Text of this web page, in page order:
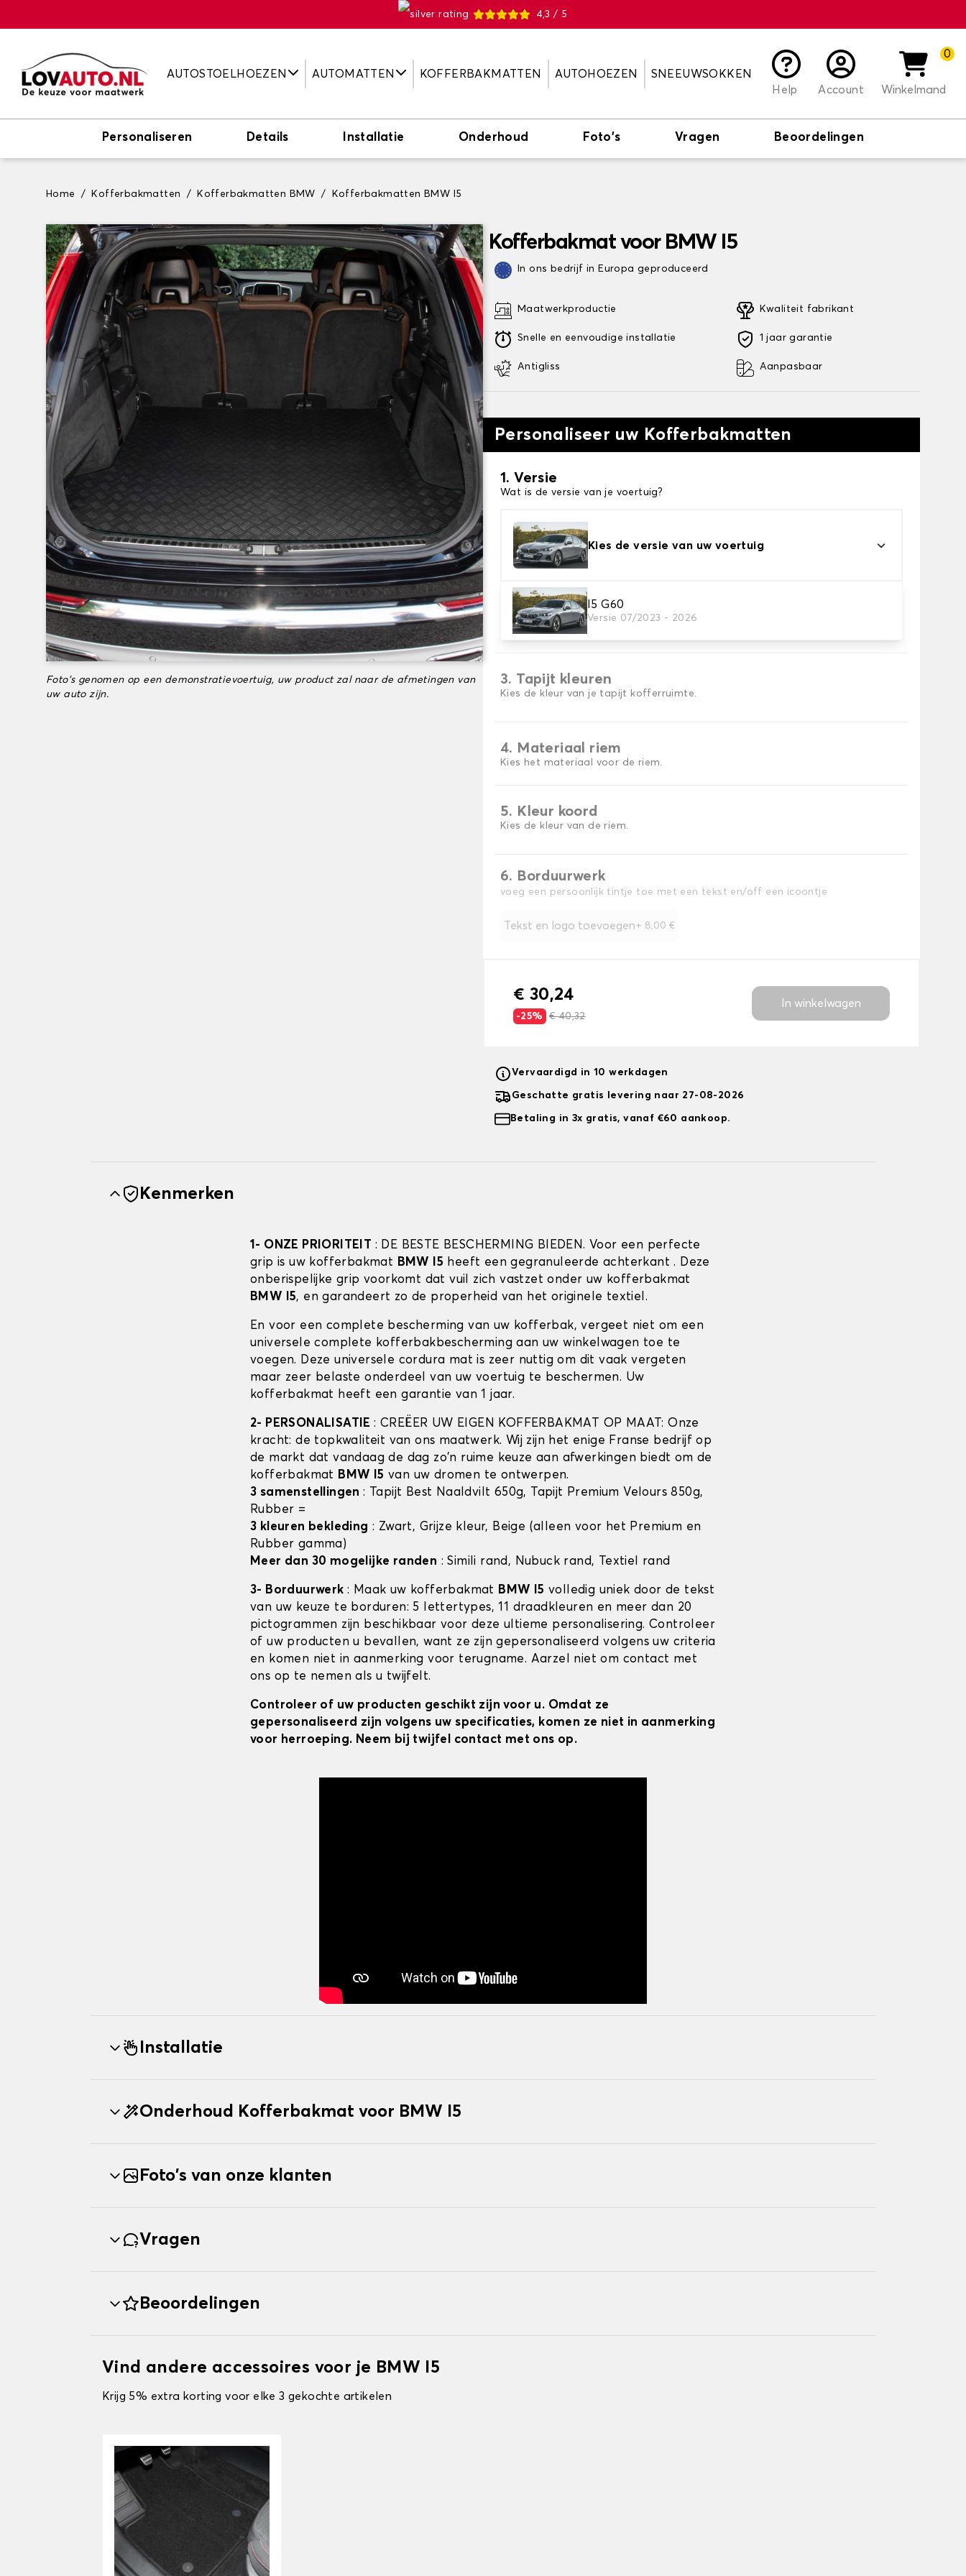
4,3 / 5
AUTOSTOELHOEZEN AUTOMATTEN KOFFERBAKMATTEN AUTOHOEZEN
SNEEUWSOKKEN
Help
Account
0
Winkelmand
Personaliseren Details Installatie Onderhoud Foto's Vragen Beoordelingen
Home Kofferbakmatten Kofferbakmatten BMW Kofferbakmatten BMW I5
Foto's genomen op een demonstratievoertuig, uw product zal naar de afmetingen van
uw auto zijn.
Kofferbakmat voor BMW I5
In ons bedrijf in Europa geproduceerd
Maatwerkproductie
Snelle en eenvoudige installatie
Antigliss
Kwaliteit fabrikant
1 jaar garantie
Aanpasbaar
Personaliseer uw Kofferbakmatten
1. Versie
Wat is de versie van je voertuig?
Kies de versie van uw voertuig
I5 G60
Versie 07/2023 - 2026
2. Materiaal
Kies het materiaal van uw kofferbakmat
3. Tapijt kleuren
Kies de kleur van je tapijt kofferruimte.
4. Materiaal riem
Kies het materiaal voor de riem.
5. Kleur koord
Kies de kleur van de riem.
6. Borduurwerk
voeg een persoonlijk tintje toe met een tekst en/off een icoontje
Tekst en logo toevoegen+ 8,00 €
€ 30,24
-25% € 40,32
In winkelwagen
Vervaardigd in 10 werkdagen
Geschatte gratis levering naar 27-08-2026
Betaling in 3x gratis, vanaf €60 aankoop.
Kenmerken
1- ONZE PRIORITEIT : DE BESTE BESCHERMING BIEDEN. Voor een perfecte
grip is uw kofferbakmat BMW I5 heeft een gegranuleerde achterkant . Deze
onberispelijke grip voorkomt dat vuil zich vastzet onder uw kofferbakmat
BMW I5, en garandeert zo de properheid van het originele textiel.
En voor een complete bescherming van uw kofferbak, vergeet niet om een
universele complete kofferbakbescherming aan uw winkelwagen toe te
voegen. Deze universele cordura mat is zeer nuttig om dit vaak vergeten
maar zeer belaste onderdeel van uw voertuig te beschermen. Uw
kofferbakmat heeft een garantie van 1 jaar.
2- PERSONALISATIE: CREËER UW EIGEN KOFFERBAKMAT OP MAAT: Onze
kracht: de topkwaliteit van ons maatwerk. Wij zijn het enige Franse bedrijf op
de markt dat vandaag de dag zo'n ruime keuze aan afwerkingen biedt om de
kofferbakmat BMW I5 van uw dromen te ontwerpen.
3 samenstellingen: Tapijt Best Naaldvilt 650g, Tapijt Premium Velours 850g,
Rubber =
3 kleuren bekleding : Zwart, Grijze kleur, Beige (alleen voor het Premium en
Rubber gamma)
Meer dan 30 mogelijke randen : Simili rand, Nubuck rand, Textiel rand
3- Borduurwerk : Maak uw kofferbakmat BMW I5 volledig uniek door de tekst
van uw keuze te borduren: 5 lettertypes, 11 draadkleuren en meer dan 20
pictogrammen zijn beschikbaar voor deze ultieme personalisering. Controleer
of uw producten u bevallen, want ze zijn gepersonaliseerd volgens uw criteria
en komen niet in aanmerking voor terugname. Aarzel niet om contact met
ons op te nemen als u twijfelt.
Controleer of uw producten geschikt zijn voor u. Omdat ze
gepersonaliseerd zijn volgens uw specificaties, komen ze niet in aanmerking
voor herroeping. Neem bij twijfel contact met ons op.
Installatie
Onderhoud Kofferbakmat voor BMW I5
Foto's van onze klanten
Vragen
Beoordelingen
Vind andere accessoires voor je BMW I5
Krijg 5% extra korting voor elke 3 gekochte artikelen